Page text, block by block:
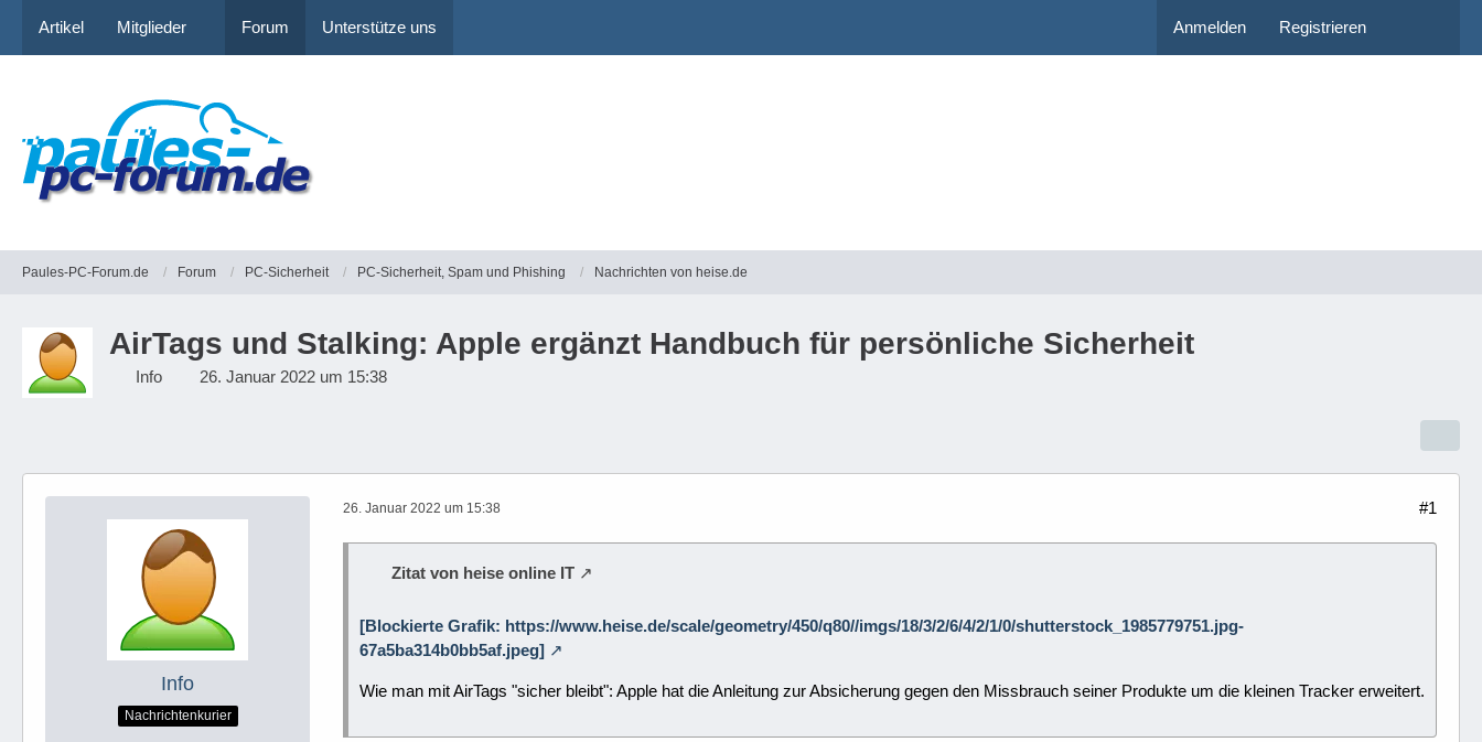
Artikel Mitglieder Forum Unterstütze uns Anmelden Registrieren
Paules-PC-Forum.de Forum PC-Sicherheit PC-Sicherheit, Spam und Phishing Nachrichten von heise.de
AirTags und Stalking: Apple ergänzt Handbuch für persönliche Sicherheit
Info 26. Januar 2022 um 15:38
Info
Nachrichtenkurier
26. Januar 2022 um 15:38 #1
Zitat von heise online IT
[Blockierte Grafik: https://www.heise.de/scale/geometry/450/q80//imgs/18/3/2/6/4/2/1/0/shutterstock_1985779751.jpg-
67a5ba314b0bb5af.jpeg]
Wie man mit AirTags "sicher bleibt": Apple hat die Anleitung zur Absicherung gegen den Missbrauch seiner Produkte um die kleinen Tracker erweitert.